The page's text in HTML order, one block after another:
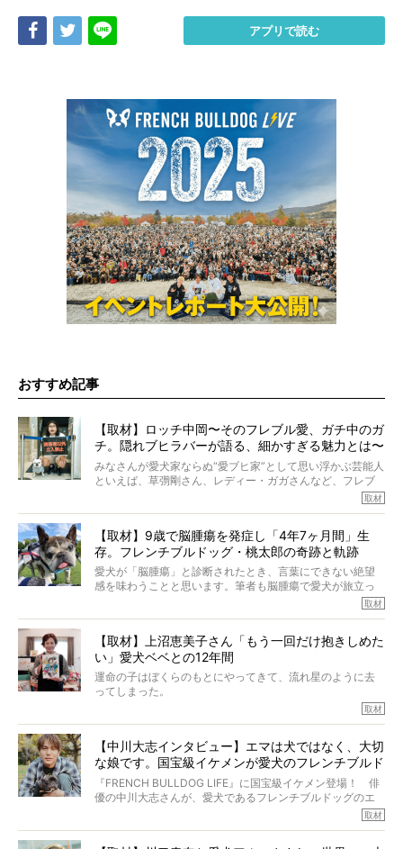
Share Tweet アプリで読む
おすすめ記事
【取材】ロッチ中岡〜そのフレブル愛、ガチ中のガ
チ。隠れブヒラバーが語る、細かすぎる魅力とは〜
【前編】
みなさんが愛犬家ならぬ“愛ブヒ家”として思い浮かぶ芸能人
といえば、草彅剛さん、レディー・ガガさんなど、フレブ
ルを飼っている方が多いと思います。が、ロッチ中岡さん
んのインスタグラムを覗くと、たくさんのフレブルアカウ
ントがフォローされていて、わが『FRENCH BULLDOG
LIFE』モデルのnicoやトーラスも、その中の一頭。
そんな中岡さんに、フレブルの魅力を語っていただきまし
た。そのブヒ愛っぷりは、思ってた以上！ ガチ中のガチ
取材
【取材】9歳で脳腫瘍を発症し「4年7ヶ月間」生
存。フレンチブルドッグ・桃太郎の奇跡と軌跡
愛犬が「脳腫瘍」と診断されたとき、言葉にできない絶望
感を味わうことと思います。筆者も脳腫瘍で愛犬が旅立っ
たひとり。だからこそ、どれほど厄介で困難な病気かを理
ところが、フレンチブルドッグの桃太郎は9歳で脳腫瘍を発
症し、なんと4年7ヶ月間も生き抜いたのです。旅立ったと
きの年齢は13歳と11ヶ月、レジェンド級のレジェンドでし
た。さらには、治療後3年間は一度も発作が起きなかったと
いいます。
この事実はフレンチブルドッグだけでなく、脳腫瘍と闘う
太郎のオーナーである佐藤さんご夫婦に、治療の選択やケ
アについて詳しくお話しをうかがいました。
取材
【取材】上沼恵美子さん「もう一回だけ抱きしめた
い」愛犬ベベとの12年間
運命の子はぼくらのもとにやってきて、流れ星のように去
ってしまった。
り添いたいと思う。
その悲しみをいますぐ解消することはできないが、話をき
いて、泣いたり笑ったりするのもいいだろう。
こんな子だった、こんなにいい子だった、ほんとうに愛し
ていたと。
ぼくらは上沼恵美子さんのご自宅へ伺って、お話をきこう
と思った。
取材
【中川大志インタビュー】エマは犬ではなく、大切
な娘です。国宝級イケメンが愛犬のフレンチブルド
ッグと一緒に登場
『FRENCH BULLDOG LIFE』に国宝級イケメン登場！ 俳
優の中川大志さんが、愛犬であるフレンチブルドッグのエ
マちゃん（2歳の女の子）にメロメロとの情報を聞きつけ、
取材